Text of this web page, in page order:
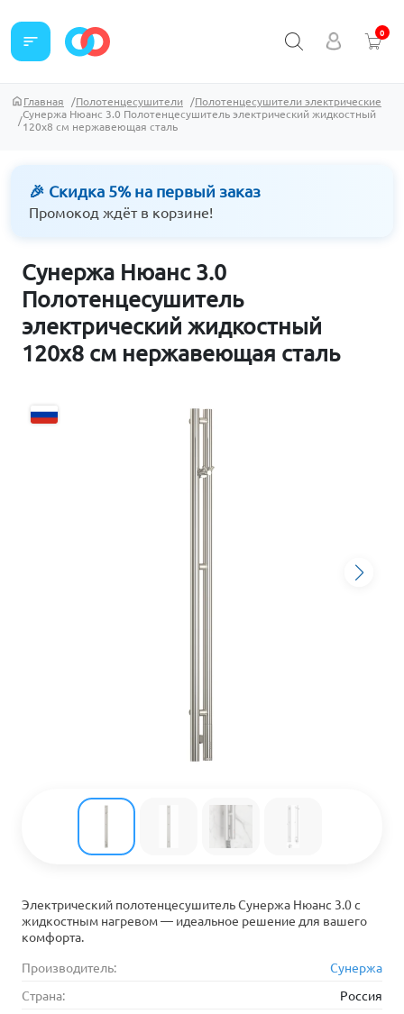
sort 0
Главная Полотенцесушители
Полотенцесушители электрические
Сунержа Нюанс 3.0 Полотенцесушитель электрический жидкостный
120х8 см нержавеющая сталь
🎉 Скидка 5% на первый заказ
Промокод ждёт в корзине!
Сунержа Нюанс 3.0
Полотенцесушитель
электрический жидкостный
120х8 см нержавеющая сталь
Электрический полотенцесушитель Сунержа Нюанс 3.0 с
жидкостным нагревом — идеальное решение для вашего
комфорта.
Производитель:
Сунержа
Страна:
Россия